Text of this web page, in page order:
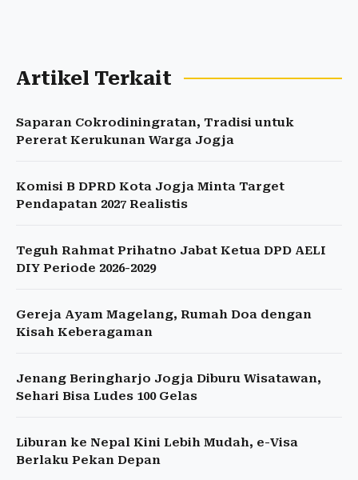
Artikel Terkait
Saparan Cokrodiningratan, Tradisi untuk
Pererat Kerukunan Warga Jogja
Komisi B DPRD Kota Jogja Minta Target
Pendapatan 2027 Realistis
Teguh Rahmat Prihatno Jabat Ketua DPD AELI
DIY Periode 2026-2029
Gereja Ayam Magelang, Rumah Doa dengan
Kisah Keberagaman
Jenang Beringharjo Jogja Diburu Wisatawan,
Sehari Bisa Ludes 100 Gelas
Liburan ke Nepal Kini Lebih Mudah, e-Visa
Berlaku Pekan Depan